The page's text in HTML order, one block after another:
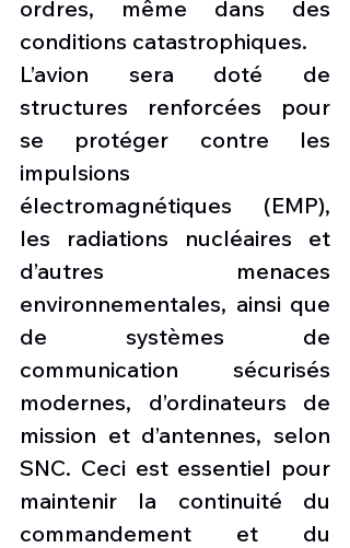
ordres, même dans des
conditions catastrophiques.
L’avion sera doté de
structures renforcées pour
se protéger contre les
impulsions
électromagnétiques (EMP),
les radiations nucléaires et
d’autres menaces
environnementales, ainsi que
de systèmes de
communication sécurisés
modernes, d’ordinateurs de
mission et d’antennes, selon
SNC. Ceci est essentiel pour
maintenir la continuité du
commandement et du